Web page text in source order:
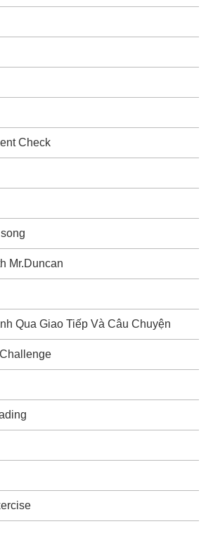
Check
Mr.Duncan
Qua Giao Tiếp Và Câu Chuyện